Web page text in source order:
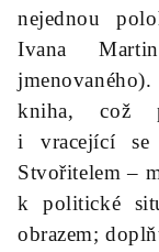
nejednou
Ivana
kniha, což
i vracející se
Stvořitelem –
k politické
obrazem;